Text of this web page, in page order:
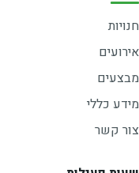
חנויות
אירועים
מבצעים
מידע כללי
צור קשר